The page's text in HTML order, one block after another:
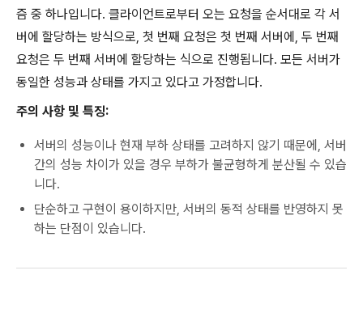
즘 중 하나입니다. 클라이언트로부터 오는 요청을 순서대로 각 서
버에 할당하는 방식으로, 첫 번째 요청은 첫 번째 서버에, 두 번째
요청은 두 번째 서버에 할당하는 식으로 진행됩니다. 모든 서버가
동일한 성능과 상태를 가지고 있다고 가정합니다.
주의 사항 및 특징:
서버의 성능이나 현재 부하 상태를 고려하지 않기 때문에, 서버
간의 성능 차이가 있을 경우 부하가 불균형하게 분산될 수 있습
니다.
단순하고 구현이 용이하지만, 서버의 동적 상태를 반영하지 못
하는 단점이 있습니다.